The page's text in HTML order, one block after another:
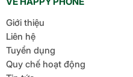
Giới thiệu
Liên hệ
Tuyển dụng
Quy chế hoạt động